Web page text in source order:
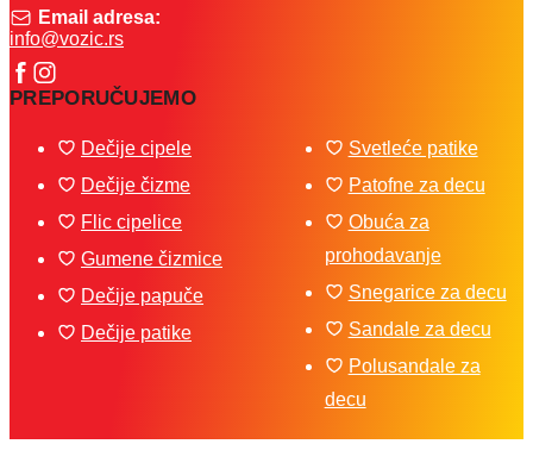
Email adresa:
info@vozic.rs
PREPORUČUJEMO
Dečije cipele
Dečije čizme
Flic cipelice
Gumene čizmice
Dečije papuče
Dečije patike
Svetleće patike
Patofne za decu
Obuća za
prohodavanje
Snegarice za decu
Sandale za decu
Polusandale za
decu